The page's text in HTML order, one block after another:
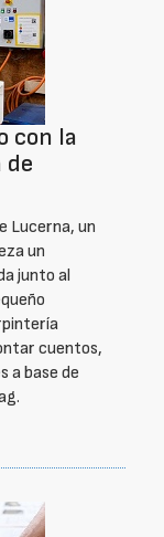
con la
de
Lucerna, un
un
junto al
cuentos,
a base de